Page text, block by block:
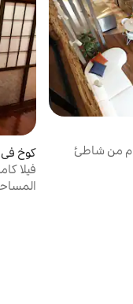
من شاطئ
للإيجار
كوخ في
فيلا